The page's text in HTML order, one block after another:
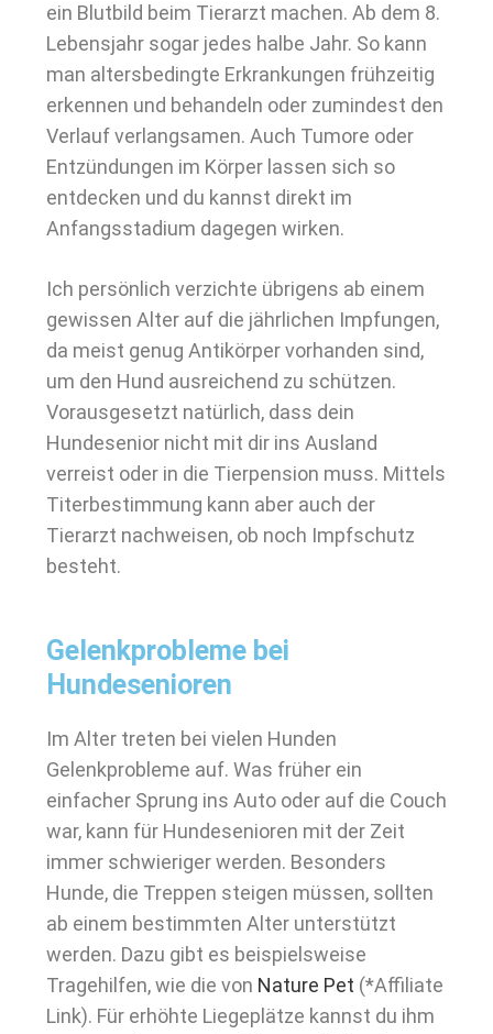
ein Blutbild beim Tierarzt machen. Ab dem 8.
Lebensjahr sogar jedes halbe Jahr. So kann
man altersbedingte Erkrankungen frühzeitig
erkennen und behandeln oder zumindest den
Verlauf verlangsamen. Auch Tumore oder
Entzündungen im Körper lassen sich so
entdecken und du kannst direkt im
Anfangsstadium dagegen wirken.
Ich persönlich verzichte übrigens ab einem
gewissen Alter auf die jährlichen Impfungen,
da meist genug Antikörper vorhanden sind,
um den Hund ausreichend zu schützen.
Vorausgesetzt natürlich, dass dein
Hundesenior nicht mit dir ins Ausland
verreist oder in die Tierpension muss. Mittels
Titerbestimmung kann aber auch der
Tierarzt nachweisen, ob noch Impfschutz
besteht.
Gelenkprobleme bei
Hundesenioren
Im Alter treten bei vielen Hunden
Gelenkprobleme auf. Was früher ein
einfacher Sprung ins Auto oder auf die Couch
war, kann für Hundesenioren mit der Zeit
immer schwieriger werden. Besonders
Hunde, die Treppen steigen müssen, sollten
ab einem bestimmten Alter unterstützt
werden. Dazu gibt es beispielsweise
Tragehilfen, wie die von Nature Pet (*Affiliate
Link). Für erhöhte Liegeplätze kannst du ihm